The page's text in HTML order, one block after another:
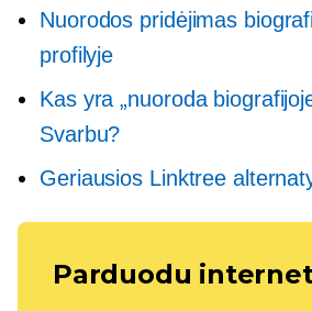
Nuorodos pridėjimas
profilyje
Kas yra „nuoroda
Svarbu?
Geriausios Linktree
Parduodu